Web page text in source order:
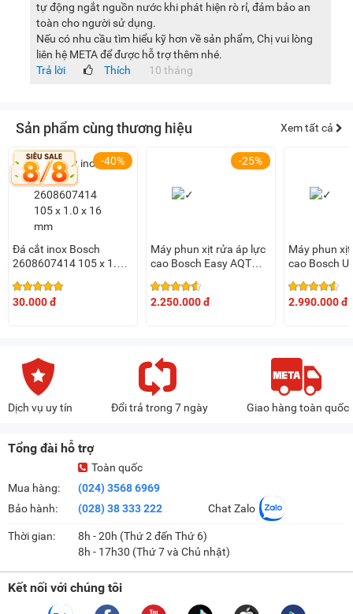
tự động ngắt nguồn nước khi phát hiện rò rỉ, đảm bảo an
toàn cho người sử dụng.
Nếu có nhu cầu tìm hiểu kỹ hơn về sản phẩm, Chị vui lòng
liên hệ META để được hỗ trợ thêm nhé.
Trả lời
Thích 10 tháng
Sản phẩm cùng thương hiệu Xem tất cả
-40%
Đá cắt inox Bosch
2608607414 105 x 1.0 x
30.000 đ
-25%
Máy phun xịt rửa áp lực
cao Bosch Easy AQT
2.250.000 đ
Máy phun
cao Bosch
2.990.000 đ
Dịch vụ uy tín Đổi trả trong 7 ngày Giao hàng toàn quốc
Tổng đài hỗ trợ
Mua hàng:
Bảo hành:
Toàn quốc
(024) 3568 6969
(028) 38 333 222
Chat Zalo
Thời gian:
8h - 20h (Thứ 2 đến Thứ 6)
8h - 17h30 (Thứ 7 và Chủ nhật)
Kết nối với chúng tôi